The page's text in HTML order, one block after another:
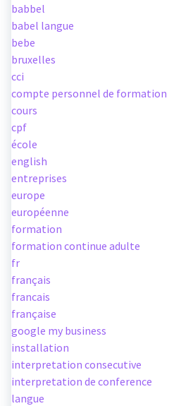
babbel
babel langue
bebe
bruxelles
cci
compte personnel de formation
cours
cpf
école
english
entreprises
europe
européenne
formation
formation continue adulte
fr
français
francais
française
google my business
installation
interpretation consecutive
interpretation de conference
langue